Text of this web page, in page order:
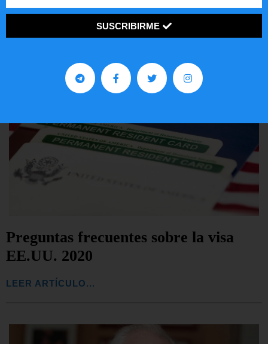
LEER ARTÍCULO...
Preguntas frecuentes sobre la visa
EE.UU. 2020
LEER ARTÍCULO...
SUSCRIBIRME